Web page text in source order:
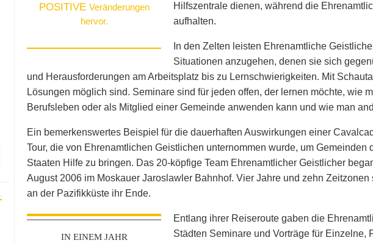
POSITIVE Veränderungen
hervor.
Hilfszentrale dienen, während die
aufhalten.
In den Zelten leisten Ehrenamtliche
Situationen anzugehen, denen sie sich
und Herausforderungen am Arbeitsplatz bis zu Lernschwierigkeiten. Mit
Lösungen möglich sind. Seminare sind für jeden offen, der lernen möchte, wie
Berufsleben oder als Mitglied einer Gemeinde anwenden kann und wie man
Ein bemerkenswertes Beispiel für die dauerhaften Auswirkungen einer
Tour, die von Ehrenamtlichen Geistlichen unternommen wurde, um Gemeinden
Staaten Hilfe zu bringen. Das 20-köpfige Team Ehrenamtlicher Geistlicher
August 2006 im Moskauer Jaroslawler Bahnhof. Vier Jahre und zehn
an der Pazifikküste ihr Ende.
IN EINEM JAHR
Entlang ihrer Reiseroute gaben die
Städten Seminare und Vorträge für Einzelne,